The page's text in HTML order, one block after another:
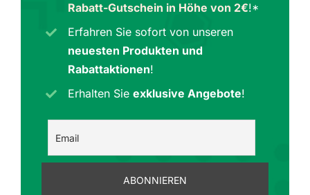
Rabatt-Gutschein in Höhe von 2€!*
Erfahren Sie sofort von unseren
neuesten Produkten und
Rabattaktionen!
Erhalten Sieexklusive Angebote!